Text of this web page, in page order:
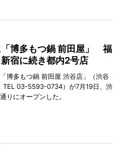
博多もつ鍋 前田屋」 福
宿に続き都内2号店
博多もつ鍋 前田屋 渋谷店」（渋谷
TEL 03-5593-0734）が7月19日、渋
りにオープンした。